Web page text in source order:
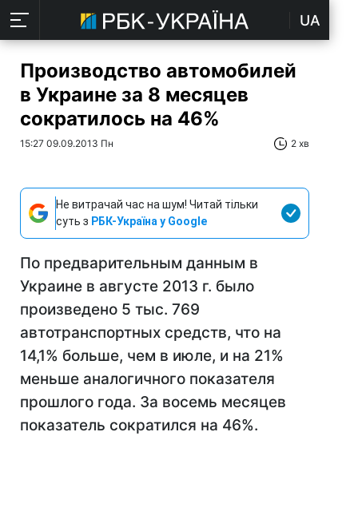
UA
Производство автомобилей
в Украине за 8 месяцев
сократилось на 46%
15:27 09.09.2013 Пн 2 хв
Не витрачай час на шум! Читай тільки
суть з РБК-Україна у Google
По предварительным данным в
Украине в августе 2013 г. было
произведено 5 тыс. 769
автотранспортных средств, что на
14,1% больше, чем в июле, и на 21%
меньше аналогичного показателя
прошлого года. За восемь месяцев
показатель сократился на 46%.